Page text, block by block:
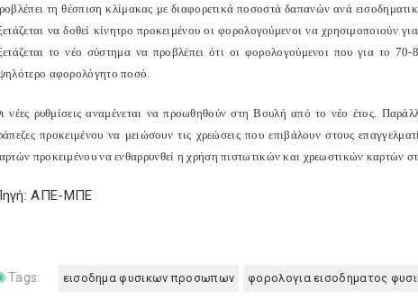
τη θέσπιση κλίμακας με διαφορετικά ποσοστά δαπανών ανά
να δοθεί κίνητρο προκειμένου οι φορολογούμενοι να χρησιμοποιούν
το νέο σύστημα να προβλέπει ότι οι φορολογούμενοι που για το
αφορολόγητο ποσό.
νέες ρυθμίσεις αναμένεται να προωθηθούν στη Βουλή από το νέο έτος.
προκειμένου να μειώσουν τις χρεώσεις που επιβάλουν στους
προκειμένου να ενθαρρυνθεί η χρήση πιστωτικών και χρεωστικών καρτών
ΑΠΕ-ΜΠΕ
Tags: εισοδημα φυσικων προσωπων φορολογια εισοδηματος